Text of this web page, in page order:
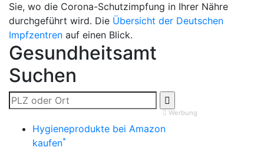
Sie, wo die Corona-Schutzimpfung in Ihrer Nähre
durchgeführt wird. Die Übersicht der Deutschen
Impfzentren auf einen Blick.
Gesundheitsamt
Suchen
Werbung
Hygieneprodukte bei Amazon
kaufen*